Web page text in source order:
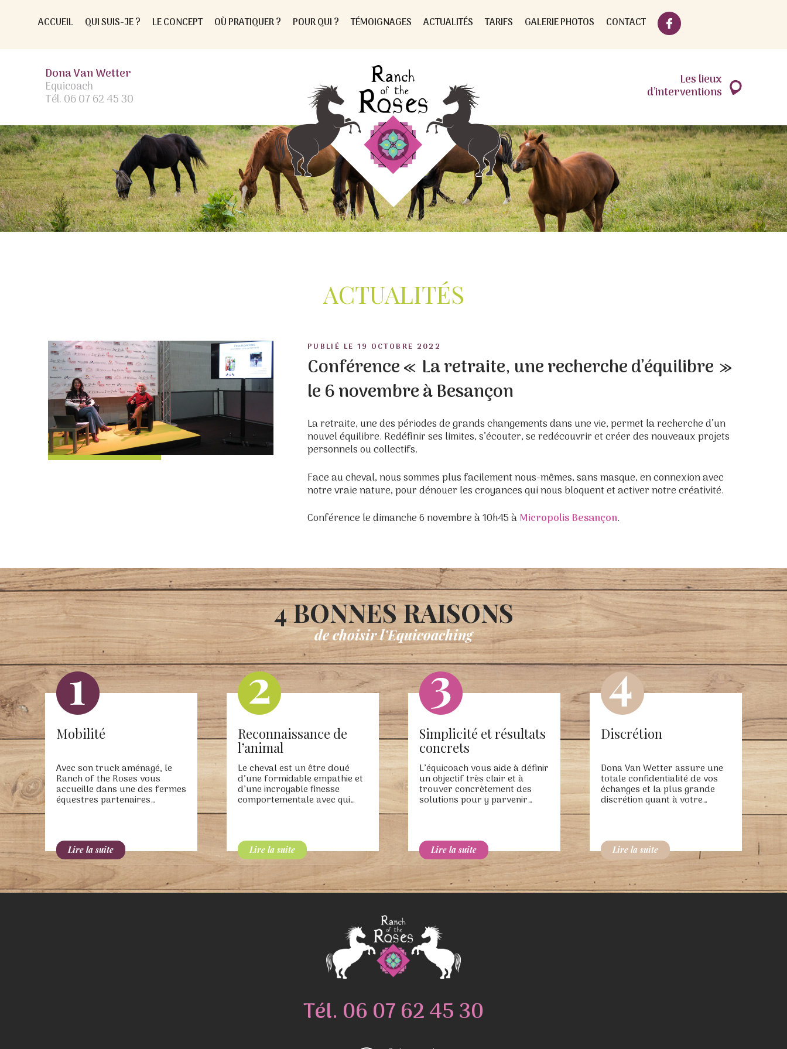
ACCUEIL QUI SUIS-JE ? LE CONCEPT OÙ PRATIQUER ? POUR QUI ? TÉMOIGNAGES ACTUALITÉS TARIFS GALERIE PHOTOS CONTACT
Dona Van Wetter
Equicoach
Tél. 06 07 62 45 30
Les lieux
d’interventions
ACTUALITÉS
PUBLIÉ LE POSTED
19 OCTOBRE 2022
Conférence « La retraite, une recherche d’équilibre »
le 6 novembre à Besançon
La retraite, une des périodes de grands changements dans une vie, permet la recherche d’un
nouvel équilibre. Redéfinir ses limites, s’écouter, se redécouvrir et créer des nouveaux projets
personnels ou collectifs.
Face au cheval, nous sommes plus facilement nous-mêmes, sans masque, en connexion avec
notre vraie nature, pour dénouer les croyances qui nous bloquent et activer notre créativité.
Conférence le dimanche 6 novembre à 10h45 àMicropolis Besançon.
4 BONNES RAISONS
de choisir l’Equicoaching
Mobilité
Avec son truck aménagé, le
Ranch of the Roses vous
accueille dans une des fermes
équestres partenaires…
Reconnaissance de
l’animal
Le cheval est un être doué
d’une formidable empathie et
d’une incroyable finesse
comportementale avec qui…
Simplicité et résultats
concrets
L’équicoach vous aide à définir
un objectif très clair et à
trouver concrètement des
solutions pour y parvenir…
Discrétion
Dona Van Wetter assure une
totale confidentialité de vos
échanges et la plus grande
discrétion quant à votre…
Tél. 06 07 62 45 30